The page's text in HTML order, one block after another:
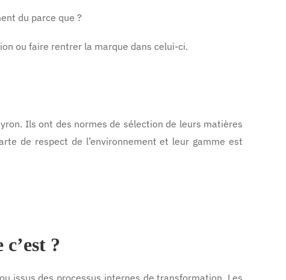
du parce que ?
ou faire rentrer la marque dans celui-ci.
Ils ont des normes de sélection de leurs matières
de respect de l’environnement et leur gamme est
?
issus des processus internes de transformation. Les